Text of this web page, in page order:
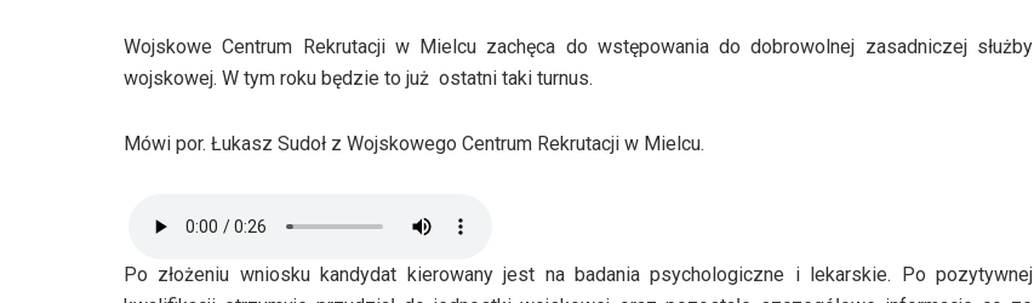
Wojskowe Centrum Rekrutacji w Mielcu zachęca do wstępowania do dobrowolnej zasadniczej służby
wojskowej. W tym roku będzie to już ostatni taki turnus.
Mówi por. Łukasz Sudoł z Wojskowego Centrum Rekrutacji w Mielcu.
Po złożeniu wniosku kandydat kierowany jest na badania psychologiczne i lekarskie. Po pozytywnej